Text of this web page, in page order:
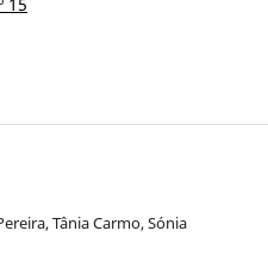
Tânia Carmo, Sónia